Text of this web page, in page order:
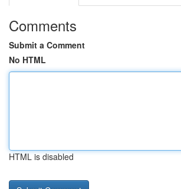
Comments
Submit a Comment
No HTML
HTML is disabled